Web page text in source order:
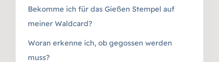
Bekomme ich für das Gießen Stempel auf
meiner Waldcard?
Woran erkenne ich, ob gegossen werden
muss?